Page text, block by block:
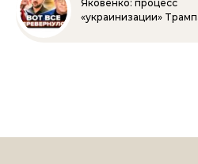
Яковенко: процесс
«украинизации»